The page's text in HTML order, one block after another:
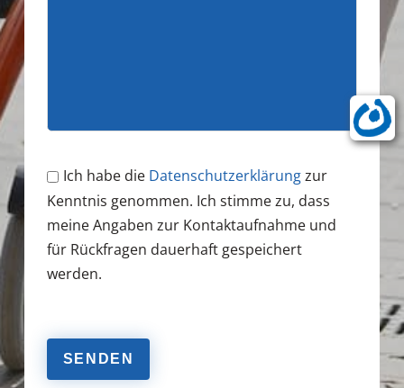
Ich habe die Datenschutzerklärungzur
Kenntnis genommen. Ich stimme zu, dass
meine Angaben zur Kontaktaufnahme und
für Rückfragen dauerhaft gespeichert
werden.
lasse
dieses